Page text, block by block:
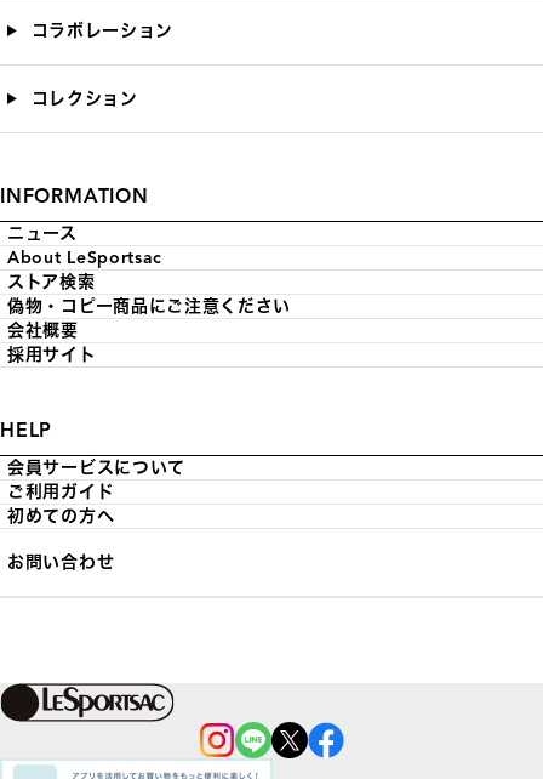
コラボレーション
コレクション
INFORMATION
ニュース
About LeSportsac
ストア検索
偽物・コピー商品にご注意ください
会社概要
採用サイト
HELP
会員サービスについて
ご利用ガイド
初めての方へ
お問い合わせ